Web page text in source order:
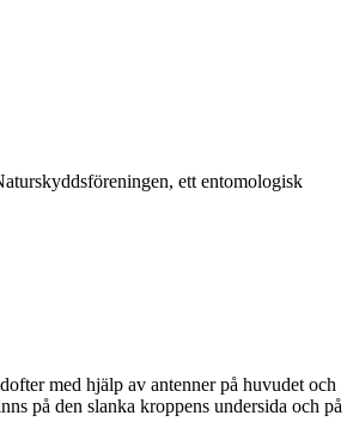
ett entomologisk
med hjälp av antenner på huvudet och
på den slanka kroppens undersida och på